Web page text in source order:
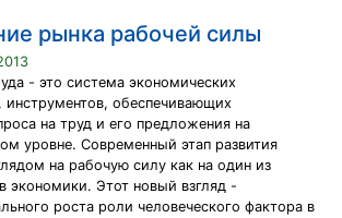
рынка рабочей силы
- это система экономических
обеспечивающих
на труд и его предложения на
уровне. Современный этап развития
на рабочую силу как на один из
экономики. Этот новый взгляд -
роста роли человеческого фактора в